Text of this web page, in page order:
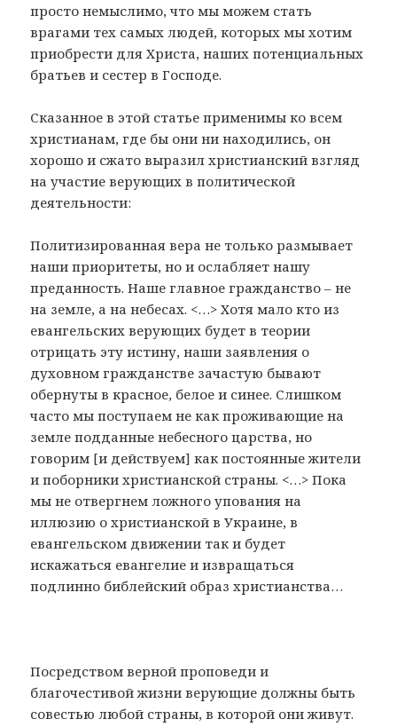
просто немыслимо, что мы можем стать
врагами тех самых людей, которых мы хотим
приобрести для Христа, наших потенциальных
братьев и сестер в Господе.
Сказанное в этой статье применимы ко всем
христианам, где бы они ни находились, он
хорошо и сжато выразил христианский взгляд
на участие верующих в политической
деятельности:
Политизированная вера не только размывает
наши приоритеты, но и ослабляет нашу
преданность. Наше главное гражданство – не
на земле, а на небесах. <…> Хотя мало кто из
евангельских верующих будет в теории
отрицать эту истину, наши заявления о
духовном гражданстве зачастую бывают
обернуты в красное, белое и синее. Слишком
часто мы поступаем не как проживающие на
земле подданные небесного царства, но
говорим [и действуем] как постоянные жители
и поборники христианской страны. <…> Пока
мы не отвергнем ложного упования на
иллюзию о христианской в Украине, в
евангельском движении так и будет
искажаться евангелие и извращаться
подлинно библейский образ христианства…
Посредством верной проповеди и
благочестивой жизни верующие должны быть
совестью любой страны, в которой они живут.